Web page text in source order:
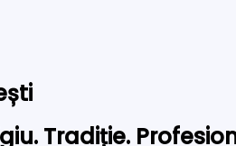
Tradiție.